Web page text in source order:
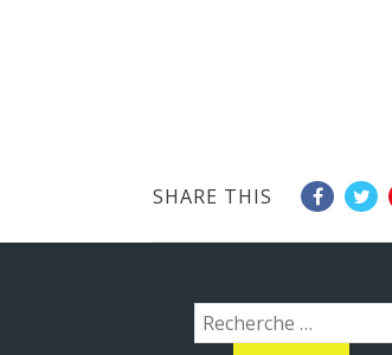
SHARE THIS